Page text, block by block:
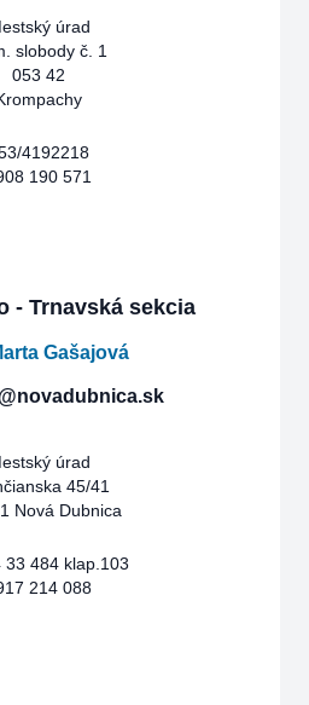
úrad
slobody č. 1
053 42
4192218
190 571
- Trnavská sekcia
Gašajová
úrad
45/41
Nová Dubnica
33 484 klap.103
214 088